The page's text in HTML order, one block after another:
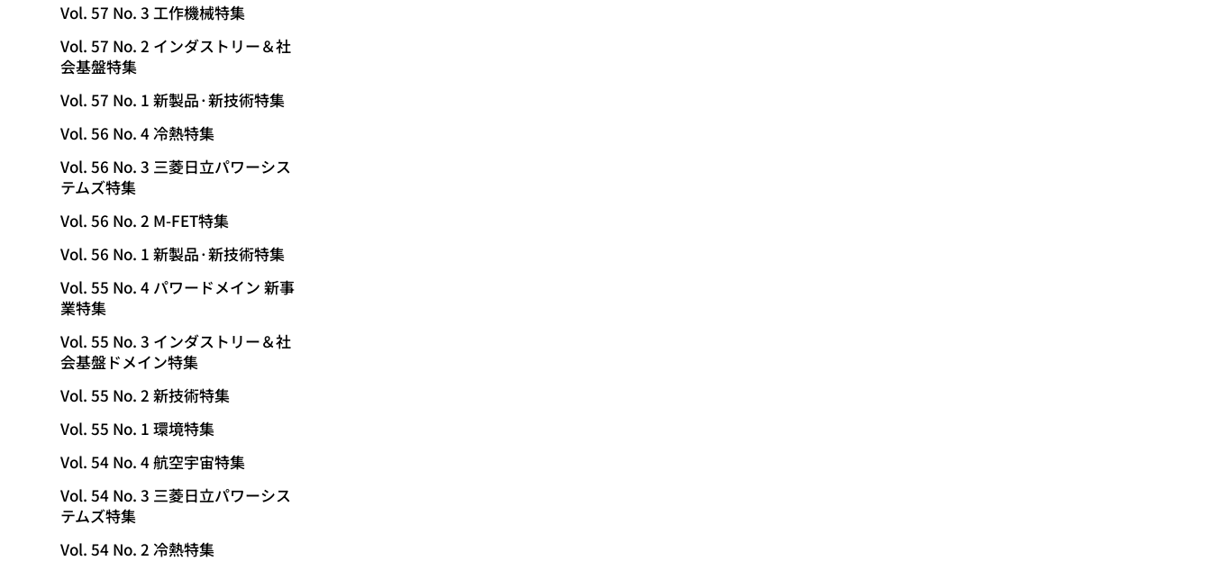
Vol. 57 No. 3 工作機械特集
Vol. 57 No. 2 インダストリー＆社
会基盤特集
Vol. 57 No. 1 新製品·新技術特集
Vol. 56 No. 4 冷熱特集
Vol. 56 No. 3 三菱日立パワーシス
テムズ特集
Vol. 56 No. 2 M-FET特集
Vol. 56 No. 1 新製品·新技術特集
Vol. 55 No. 4 パワードメイン 新事
業特集
Vol. 55 No. 3 インダストリー＆社
会基盤ドメイン特集
Vol. 55 No. 2 新技術特集
Vol. 55 No. 1 環境特集
Vol. 54 No. 4 航空宇宙特集
Vol. 54 No. 3 三菱日立パワーシス
テムズ特集
Vol. 54 No. 2 冷熱特集